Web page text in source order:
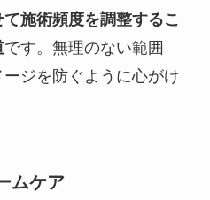
施術頻度を調整するこ
です。無理のない範囲
ジを防ぐように心がけ
ムケア